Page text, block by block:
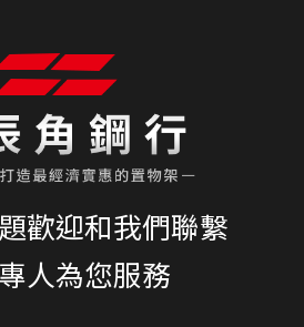
歡迎和我們聯繫
人為您服務